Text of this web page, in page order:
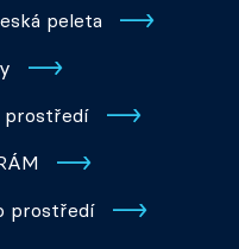
peleta
prostředí
prostředí